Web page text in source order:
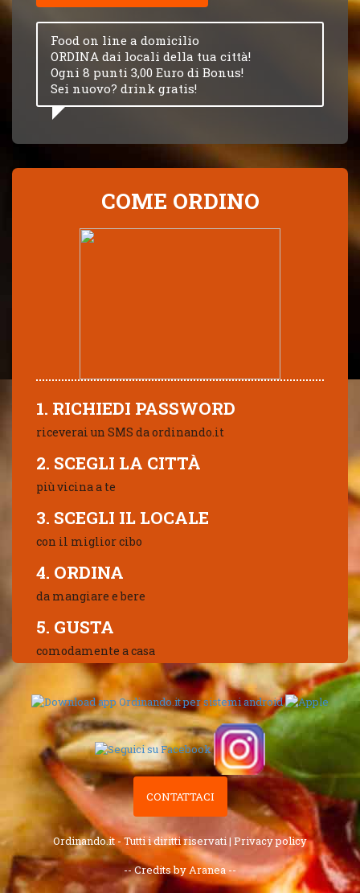
Food on line a domicilio
ORDINA dai locali della tua città!
Ogni 8 punti 3,00 Euro di Bonus!
Sei nuovo? drink gratis!
COME ORDINO
1. RICHIEDI PASSWORD
riceverai un SMS da ordinando.it
2. SCEGLI LA CITTÀ
più vicina a te
3. SCEGLI IL LOCALE
con il miglior cibo
4. ORDINA
da mangiare e bere
5. GUSTA
comodamente a casa
CONTATTACI
Ordinando.it - Tutti i diritti riservati | Privacy policy
-- Credits by Aranea --